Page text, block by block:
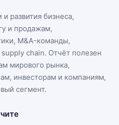
развития бизнеса,
и продажам,
M&A-команды,
supply chain. Отчёт полезен
мирового рынка,
инвесторам и компаниям,
сегмент.